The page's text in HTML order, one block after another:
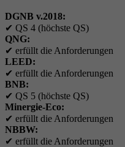
DGNB v.2018:
✔ QS 4 (höchste QS)
QNG:
✔ erfüllt die Anforderungen
LEED:
✔ erfüllt die Anforderungen
BNB:
✔ QS 5 (höchste QS)
Minergie-Eco:
✔ erfüllt die Anforderungen
NBBW:
✔ erfüllt die Anforderungen